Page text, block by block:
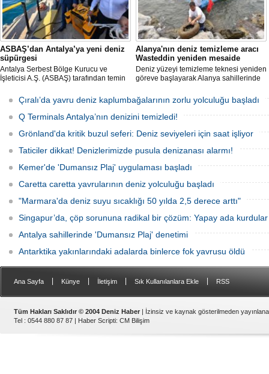
ASBAŞ’dan Antalya’ya yeni deniz
süpürgesi
Antalya Serbest Bölge Kurucu ve
İşleticisi A.Ş. (ASBAŞ) tarafından temin
ve liman temizliği çalışmalarında aktif
olarak kullanılmaya başlandı.
Alanya'nın deniz temizleme aracı
Wasteddin yeniden mesaide
Deniz yüzeyi temizleme teknesi yeniden
göreve başlayarak Alanya sahillerinde
başladı.
Çıralı’da yavru deniz kaplumbağalarının zorlu yolculuğu başladı
Q Terminals Antalya’nın denizini temizledi!
Grönland'da kritik buzul seferi: Deniz seviyeleri için saat işliyor
Taticiler dikkat! Denizlerimizde pusula denizanası alarmı!
Kemer'de 'Dumansız Plaj' uygulaması başladı
Caretta caretta yavrularının deniz yolculuğu başladı
"Marmara'da deniz suyu sıcaklığı 50 yılda 2,5 derece arttı"
Singapur’da, çöp sorununa radikal bir çözüm: Yapay ada kurdular
Antalya sahillerinde 'Dumansız Plaj' denetimi
Antarktika yakınlarındaki adalarda binlerce fok yavrusu öldü
Ana Sayfa Künye İletişim Sık Kullanılanlara Ekle RSS
Tüm Hakları Saklıdır © 2004 Deniz Haber | İzinsiz ve kaynak gösterilmeden
Tel : 0544 880 87 87 | Haber Scripti: CM Bilişim